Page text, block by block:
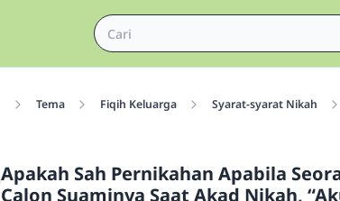
Tema Fiqih Keluarga Syarat-syarat Nikah
Apakah Sah Pernikahan Apabila
Calon Suaminya Saat Akad Nikah,